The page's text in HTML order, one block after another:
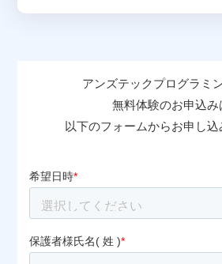
アンズテックプログラミ
無料体験のお申込み
以下のフォームからお申し込